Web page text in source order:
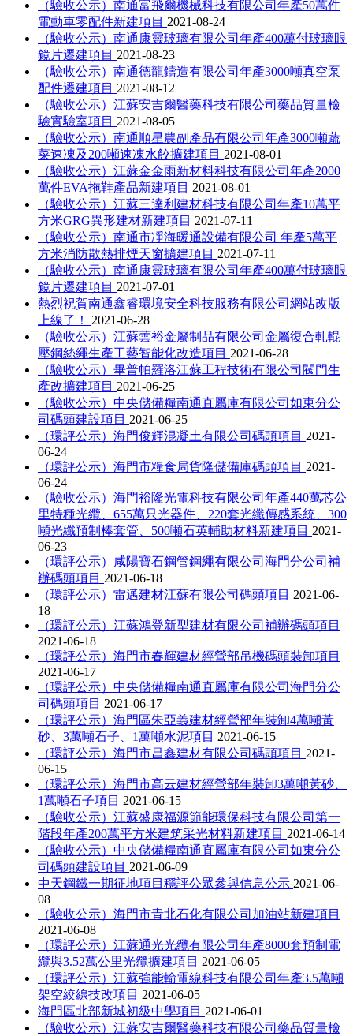
（驗收公示）南通富飛爾機械科技有限公司年產50萬件
電動車零配件新建項目 2021-08-24
（驗收公示）南通康靈玻璃有限公司年產400萬付玻璃眼
鏡片遷建項目 2021-08-23
（驗收公示）南通德龍鑄造有限公司年產3000噸真空泵
配件遷建項目 2021-08-12
（驗收公示）江蘇安吉爾醫藥科技有限公司藥品質量檢
驗實驗室項目 2021-08-05
（驗收公示）南通順星農副產品有限公司年產3000噸蔬
菜速凍及200噸速凍水餃擴建項目 2021-08-01
（驗收公示）江蘇金金雨新材料科技有限公司年產2000
萬件EVA拖鞋產品新建項目 2021-08-01
（驗收公示）江蘇三達利建材科技有限公司年產10萬平
方米GRG異形建材新建項目 2021-07-11
（驗收公示）南通市凈海暖通設備有限公司 年產5萬平
方米消防散熱排煙天窗擴建項目 2021-07-11
（驗收公示）南通康靈玻璃有限公司年產400萬付玻璃眼
鏡片遷建項目 2021-07-01
熱烈祝賀南通鑫睿環境安全科技服務有限公司網站改版
上線了！ 2021-06-28
（驗收公示）江蘇蕓裕金屬制品有限公司金屬復合軋輥
壓鋼絲繩生產工藝智能化改造項目 2021-06-28
（驗收公示）畢普帕羅洛江蘇工程技術有限公司閥門生
產改擴建項目 2021-06-25
（驗收公示）中央儲備糧南通直屬庫有限公司如東分公
司碼頭建設項目 2021-06-25
（環評公示）海門俊輝混凝土有限公司碼頭項目 2021-
06-24
（環評公示）海門市糧食局貨隆儲備庫碼頭項目 2021-
06-24
（驗收公示）海門裕隆光電科技有限公司年產440萬芯公
里特種光纜、655萬只光器件、220套光纖傳感系統、300
噸光纖預制棒套管、500噸石英輔助材料新建項目 2021-
06-23
（環評公示）咸陽寶石鋼管鋼繩有限公司海門分公司補
辦碼頭項目 2021-06-18
（環評公示）雷邁建材江蘇有限公司碼頭項目 2021-06-
18
（環評公示）江蘇鴻登新型建材有限公司補辦碼頭項目
2021-06-18
（環評公示）海門市春輝建材經營部吊機碼頭裝卸項目
2021-06-17
（環評公示）中央儲備糧南通直屬庫有限公司海門分公
司碼頭項目 2021-06-17
（環評公示）海門區朱亞義建材經營部年裝卸4萬噸黃
砂、3萬噸石子、1萬噸水泥項目 2021-06-15
（環評公示）海門市昌鑫建材有限公司碼頭項目 2021-
06-15
（環評公示）海門市高云建材經營部年裝卸3萬噸黃砂、
1萬噸石子項目 2021-06-15
（驗收公示）江蘇盛康福源節能環保科技有限公司第一
階段年產200萬平方米建筑采光材料新建項目 2021-06-14
（驗收公示）中央儲備糧南通直屬庫有限公司如東分公
司碼頭建設項目 2021-06-09
中天鋼鐵一期征地項目穩評公眾參與信息公示 2021-06-
08
（驗收公示）海門市青北石化有限公司加油站新建項目
2021-06-08
（環評公示）江蘇通光光纜有限公司年產8000套預制電
纜與3.52萬公里光纜擴建項目 2021-06-05
（環評公示）江蘇強能輸電線科技有限公司年產3.5萬噸
架空絞線技改項目 2021-06-05
海門區北部新城初級中學項目 2021-06-01
（驗收公示）江蘇安吉爾醫藥科技有限公司藥品質量檢